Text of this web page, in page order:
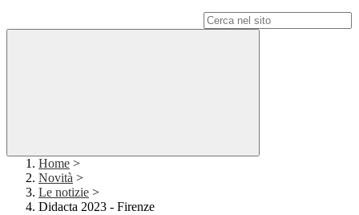
Home >
Novità >
Le notizie >
Didacta 2023 - Firenze